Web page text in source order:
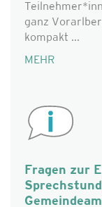
ganz
kompakt ...
MEHR
Fragen zur